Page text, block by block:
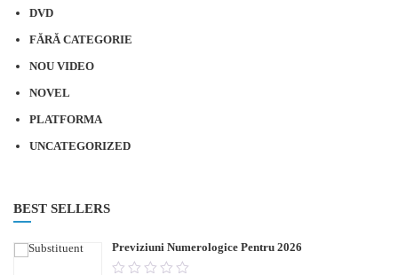
DVD
FĂRĂ CATEGORIE
NOU VIDEO
NOVEL
PLATFORMA
UNCATEGORIZED
BEST SELLERS
Previziuni Numerologice Pentru 2026
0.00